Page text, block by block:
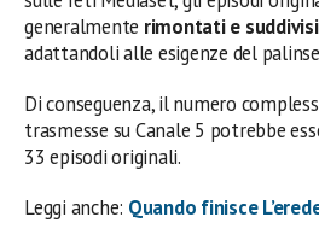
generalmente rimontati e suddivisi
adattandoli alle esigenze del
Di conseguenza, il numero
trasmesse su Canale 5 potrebbe
33 episodi originali.
Leggi anche: Quando finisce